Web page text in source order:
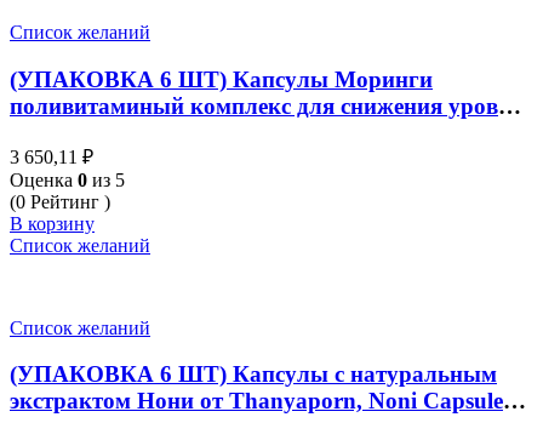
Список желаний
(УПАКОВКА 6 ШТ) Капсулы Моринги
поливитаминый комплекс для снижения уровня
Moringa Oleifera 100 Капсул
3 650,11 ₽
Оценка 0 из 5
(0 Рейтинг )
В корзину
Список желаний
Список желаний
(УПАКОВКА 6 ШТ) Капсулы с натуральным
экстрактом Нони от Thanyaporn, Noni Capsule